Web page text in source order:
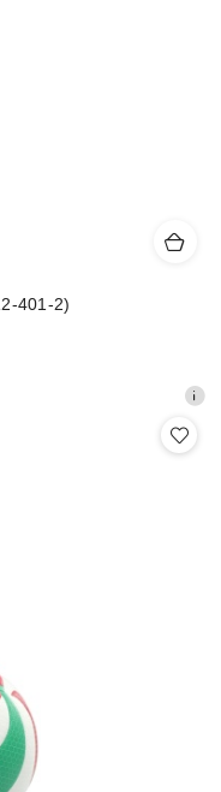
401-2)